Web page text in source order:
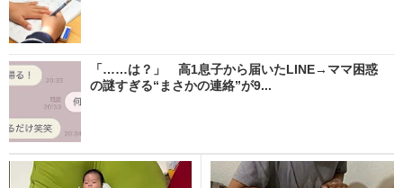
「……は？」 高1息子から届いたLINE→ママ困惑
の謎すぎる“まさかの連絡”が9...